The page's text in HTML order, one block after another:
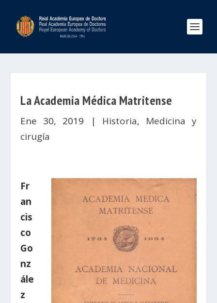
La Academia Médica Matritense
Ene 30, 2019 | Historia, Medicina y
cirugía
Fr
an
cis
co
Go
nz
ále
z